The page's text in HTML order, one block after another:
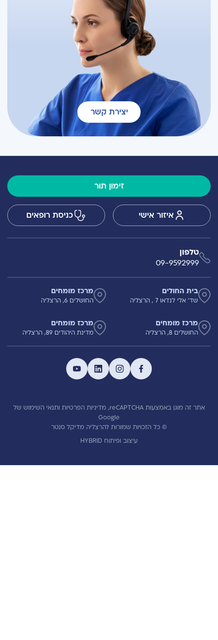
יצירת קשר
זימון תור
איזור אישי כניסת רופאים
טלפון
09-9592999
בית החולים
שד' אלי לנדאו 7 , הרצליה
מרכז מומחים
החושלים 6, הרצליה
מרכז מומחים
החושלים 8, הרצליה
מרכז מומחים
מדינת היהודים 89, הרצליה
אתר זה מוגן באמצעות reCAPTCHA, מדיניות הפרטיות ותנאי השימוש של
Google
© כל הזכויות שמורות להרצליה מדיקל סנטר
עיצוב ופיתוח HYBRID